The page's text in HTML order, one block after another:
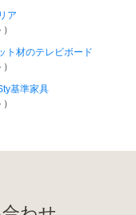
ア
ト材のテレビボード
基準家具